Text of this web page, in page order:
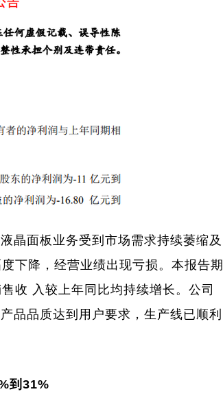
面板业务受到市场需求持续萎缩及
下降，经营业绩出现亏损。本报告期
收 入较上年同比均持续增长。公司
品品质达到用户要求，生产线已顺利
到31%